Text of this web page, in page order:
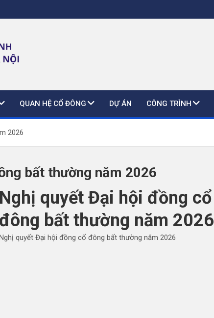
QUAN HỆ CỔ ĐÔNG DỰ ÁN CÔNG TRÌNH
2026
bất thường năm 2026
Nghị quyết Đại hội đồng cổ
đông bất thường năm 2026
quyết Đại hội đồng cổ đông bất thường năm 2026